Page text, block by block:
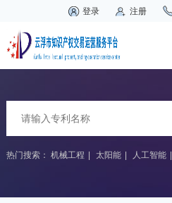
登录 注册
热门搜索： 机械工程 太阳能 人工智能